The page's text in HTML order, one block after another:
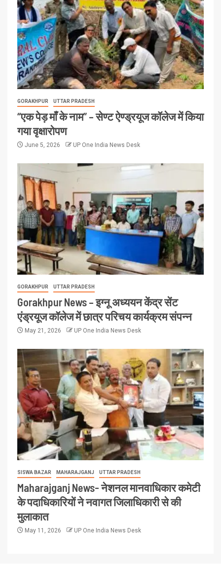
GORAKHPUR UTTAR PRADESH
“एक पेड़ माँ के नाम” – सेण्ट ऐण्ड्रयूज कॉलेज में किया
गया वृक्षारोपण
June 5, 2026 UP One India News Desk
GORAKHPUR UTTAR PRADESH
Gorakhpur News – इग्नू अध्ययन केंद्र सेंट
एंड्रयूज कॉलेज में छात्र परिचय कार्यक्रम संपन्न
May 21, 2026 UP One India News Desk
SISWA BAZAR MAHARAJGANJ UTTAR PRADESH
Maharajganj News- नेशनल मानवाधिकार कमेटी
के पदाधिकारियों ने नवागत जिलाधिकारी से की
मुलाकात
May 11, 2026 UP One India News Desk